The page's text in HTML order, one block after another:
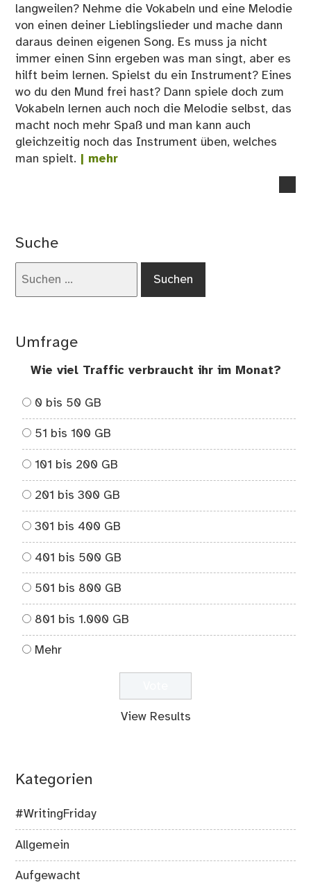
langweilen? Nehme die Vokabeln und eine Melodie
von einen deiner Lieblingslieder und mache dann
daraus deinen eigenen Song. Es muss ja nicht
immer einen Sinn ergeben was man singt, aber es
hilft beim lernen. Spielst du ein Instrument? Eines
wo du den Mund frei hast? Dann spiele doch zum
Vokabeln lernen auch noch die Melodie selbst, das
macht noch mehr Spaß und man kann auch
gleichzeitig noch das Instrument üben, welches
man spielt. | mehr
Suche
Umfrage
Wie viel Traffic verbraucht ihr im Monat?
0 bis 50 GB
51 bis 100 GB
101 bis 200 GB
201 bis 300 GB
301 bis 400 GB
401 bis 500 GB
501 bis 800 GB
801 bis 1.000 GB
Mehr
View Results
Kategorien
#WritingFriday
Allgemein
Aufgewacht